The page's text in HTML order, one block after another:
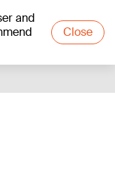
and
Close